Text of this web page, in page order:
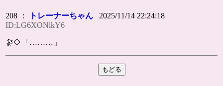
208 ： トレーナーちゃん 2025/11/14 22:24:18
ID:LG6XONlkY6
🔭🔷「………」